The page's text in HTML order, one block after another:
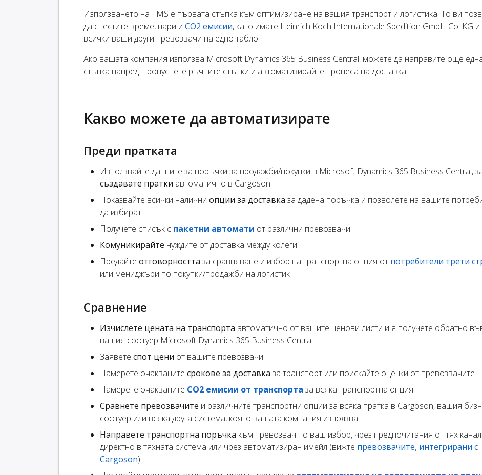
Използването на TMS е първата стъпка към оптимизиране на вашия транспорт и логистика. То ви
да спестите време, пари и CO2 емисии, като имате Heinrich Koch Internationale Spedition GmbH Co. KG и
всички ваши други превозвачи на едно табло.
Ако вашата компания използва Microsoft Dynamics 365 Business Central, можете да направите още
стъпка напред: пропуснете ръчните стъпки и автоматизирайте процеса на доставка.
Какво можете да автоматизирате
Преди пратката
Използвайте данните за поръчки за продажби/покупки в Microsoft Dynamics 365 Business Central,
създавате пратки автоматично в Cargoson
Показвайте всички налични опции за доставка за дадена поръчка и позволете на вашите
да избират
Получете списък с пакетни автомати от различни превозвачи
Комуникирайте нуждите от доставка между колеги
Предайте отговорността за сравняване и избор на транспортна опция от потребители трети
или мениджъри по покупки/продажби на логистик
Сравнение
Изчислете цената на транспорта автоматично от вашите ценови листи и я получете обратно
вашия софтуер Microsoft Dynamics 365 Business Central
Заявете спот цени от вашите превозвачи
Намерете очакваните срокове за доставка за транспорт или поискайте оценки от превозвачите
Намерете очакваните CO2 емисии от транспорта за всяка транспортна опция
Сравнете превозвачите и различните транспортни опции за всяка пратка в Cargoson, вашия
софтуер или всяка друга система, която вашата компания използва
Направете транспортна поръчка към превозвач по ваш избор, чрез предпочитания от тях канал:
директно в тяхната система или чрез автоматизиран имейл (вижте превозвачите, интегрирани с
Cargoson)